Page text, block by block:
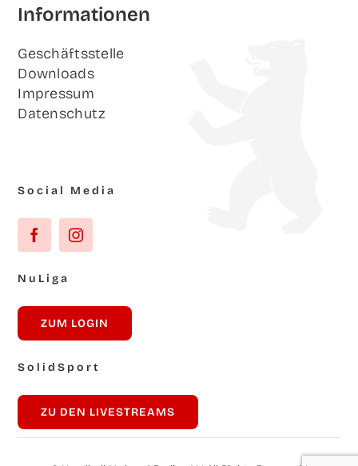
Infor­ma­tio­nen
Geschäfts­stel­le
Down­loads
Impres­sum
Daten­schutz
Social Media
NuLi­ga
ZUM LOG­IN
Solid­Sport
ZU DEN LIVESTREAMS